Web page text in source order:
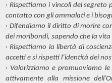
· Rispettiamo i vincoli del
contatto con gli ammalati e i
· Difendiamo il diritto di morire
dei moribondi, sapendo che la
·Rispettiamo la libertà di
accetti e si rispetti l’identità dei
· Valorizziamo e promuoviamo
attivamente alla missione